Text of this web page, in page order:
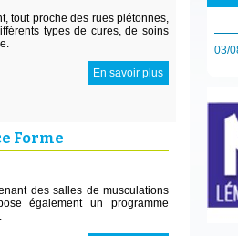
tout proche des rues piétonnes,
types de cures, de soins
En savoir plus
Forme
des salles de musculations
également un programme
03/